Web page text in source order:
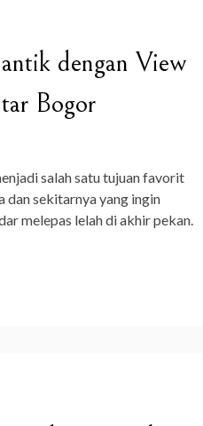
dengan View
Bogor
salah satu tujuan favorit
dan sekitarnya yang ingin
melepas lelah di akhir pekan.